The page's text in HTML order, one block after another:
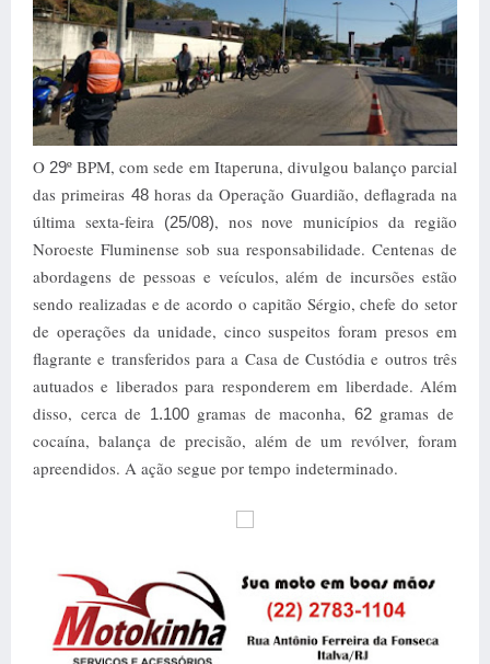
O29º BPM, com sede em Itaperuna, divulgou balanço parcial
das primeiras 48horas da Operação Guardião, deflagrada na
última sexta-feira (25/08), nos nove municípios da região
Noroeste Fluminense sob sua responsabilidade. Centenas de
abordagens de pessoas e veículos, além de incursões estão
sendo realizadas e de acordo o capitão Sérgio, chefe do setor
de operações da unidade, cinco suspeitos foram presos em
flagrante e transferidos para a Casa de Custódia e outros três
autuados e liberados para responderemem liberdade. Além
disso, cerca de 1.100gramas de maconha, 62gramas de
cocaína, balança de precisão, além de um revólver, foram
apreendidos. A ação segue por tempo indeterminado.